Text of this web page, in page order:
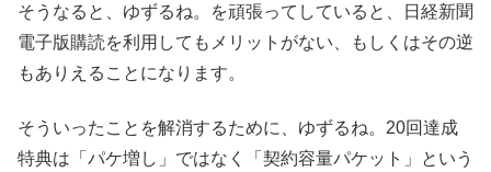
そうなると、ゆずるね。を頑張ってしていると、日経新聞
電子版購読を利用してもメリットがない、もしくはその逆
もありえることになります。
そういったことを解消するために、ゆずるね。20回達成
特典は「パケ増し」ではなく「契約容量パケット」という